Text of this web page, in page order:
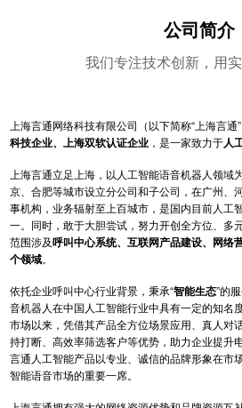
公司简介
我们专注技术创新，用
上海言通网络科技有限公司（以下简称“上海言
科技企业、上海双软认证企业 ，是一家致力于人
上海言通立足上海，以人工智能语音机器人领域
京、合肥等城市设立分公司和子公司，在广州、
事机构，业务辐射至上百城市，是国内目前人工
一。同时，敢于大胆尝试，努力开创全方位、多
范围涉及呼叫中心系统、互联网产品建设、网络
个领域。
依托企业呼叫中心行业背景，秉承“智能生态”的
音机器人在中国人工智能行业中具有一定的知名
市场以来，凭借其产品全方位场景应用、真人对
持打断、高效率筛选客户等优势，助力企业提升
言通人工智能产品以专业、诚信的品牌形象在市
智能语音市场的重要一席。